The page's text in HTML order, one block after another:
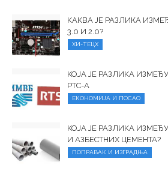
КАКВА ЈЕ РАЗЛИКА
3.0 И 2.0?
ХИ-ТЕЦХ
КОЈА ЈЕ РАЗЛИКА
РТС-А
ЕКОНОМИЈА И ПОСАО
КОЈА ЈЕ РАЗЛИКА
И АЗБЕСТНИХ ЦЕМЕНТА?
ПОПРАВАК И ИЗГРАДЊА